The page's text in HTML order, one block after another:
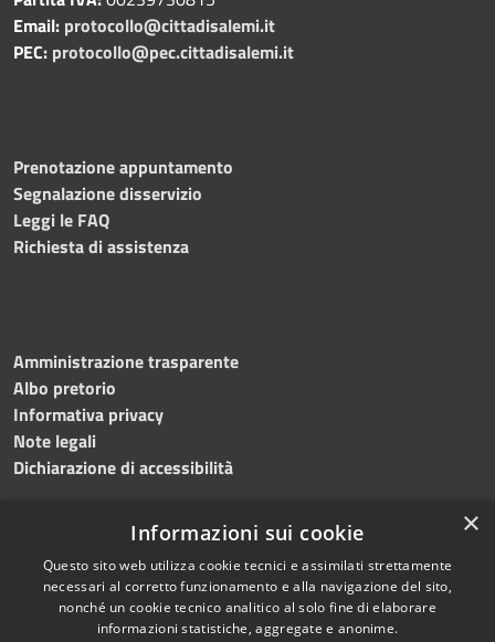
Email: protocollo@cittadisalemi.it
PEC: protocollo@pec.cittadisalemi.it
Prenotazione appuntamento
Segnalazione disservizio
Leggi le FAQ
Richiesta di assistenza
Amministrazione trasparente
Albo pretorio
Informativa privacy
Note legali
Dichiarazione di accessibilità
Copyright © 2026 • Comune di
×
Informazioni sui cookie
Questo sito web utilizza cookie tecnici e assimilati strettamente
necessari al corretto funzionamento e alla navigazione del sito,
nonché un cookie tecnico analitico al solo fine di elaborare
informazioni statistiche, aggregate e anonime.